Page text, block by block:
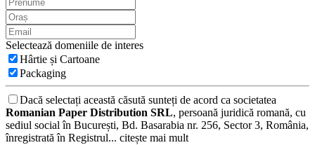
Selectează domeniile de interes
Hârtie și Cartoane
Packaging
Dacă selectați această căsută sunteți de acord ca societatea
Romanian Paper Distribution SRL, persoană juridică romană, cu
sediul social în București, Bd. Basarabia nr. 256, Sector 3, România,
înregistrată în Registrul... citește mai mult